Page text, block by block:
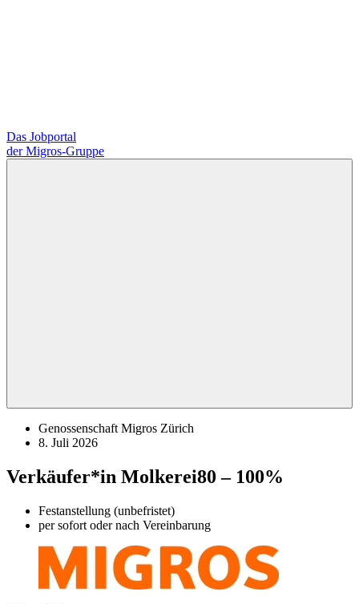
Das Jobportal
der Migros-Gruppe
Genossenschaft Migros Zürich
8. Juli 2026
Verkäufer*in Molkerei80 – 100%
Festanstellung (unbefristet)
per sofort oder nach Vereinbarung